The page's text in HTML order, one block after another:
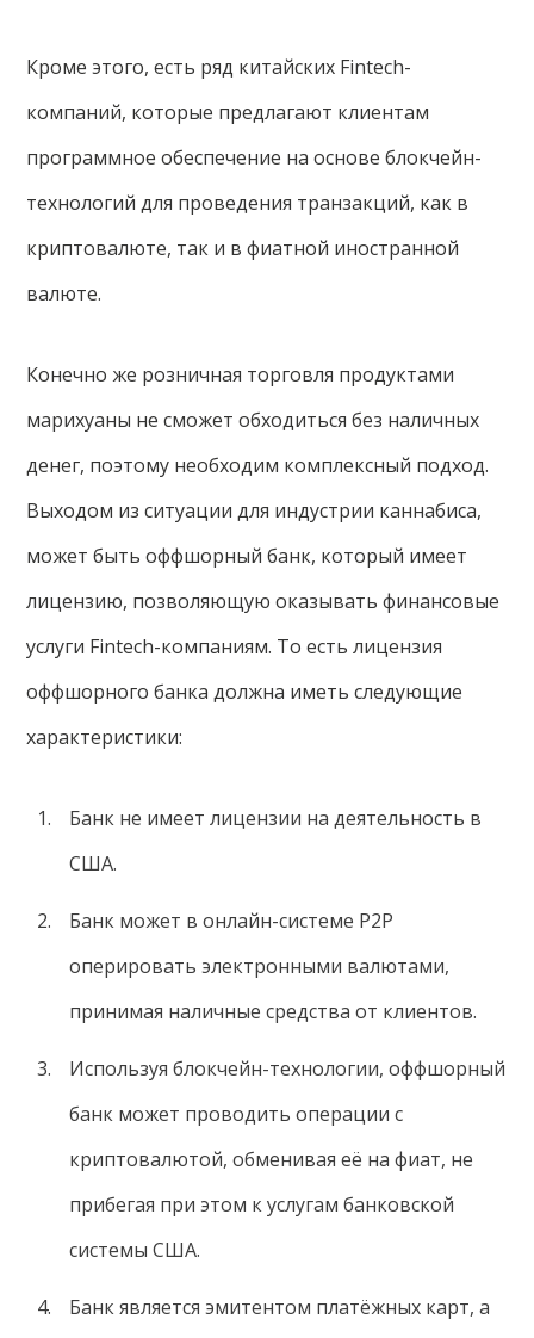
Кроме этого, есть ряд китайских Fintech-
компаний, которые предлагают клиентам
программное обеспечение на основе блокчейн-
технологий для проведения транзакций, как в
криптовалюте, так и в фиатной иностранной
валюте.
Конечно же розничная торговля продуктами
марихуаны не сможет обходиться без наличных
денег, поэтому необходим комплексный подход.
Выходом из ситуации для индустрии каннабиса,
может быть оффшорный банк, который имеет
лицензию, позволяющую оказывать финансовые
услуги Fintech-компаниям. То есть лицензия
оффшорного банка должна иметь следующие
характеристики:
Банк не имеет лицензии на деятельность в
США.
Банк может в онлайн-системе P2P
оперировать электронными валютами,
принимая наличные средства от клиентов.
Используя блокчейн-технологии, оффшорный
банк может проводить операции с
криптовалютой, обменивая её на фиат, не
прибегая при этом к услугам банковской
системы США.
Банк является эмитентом платёжных карт, а